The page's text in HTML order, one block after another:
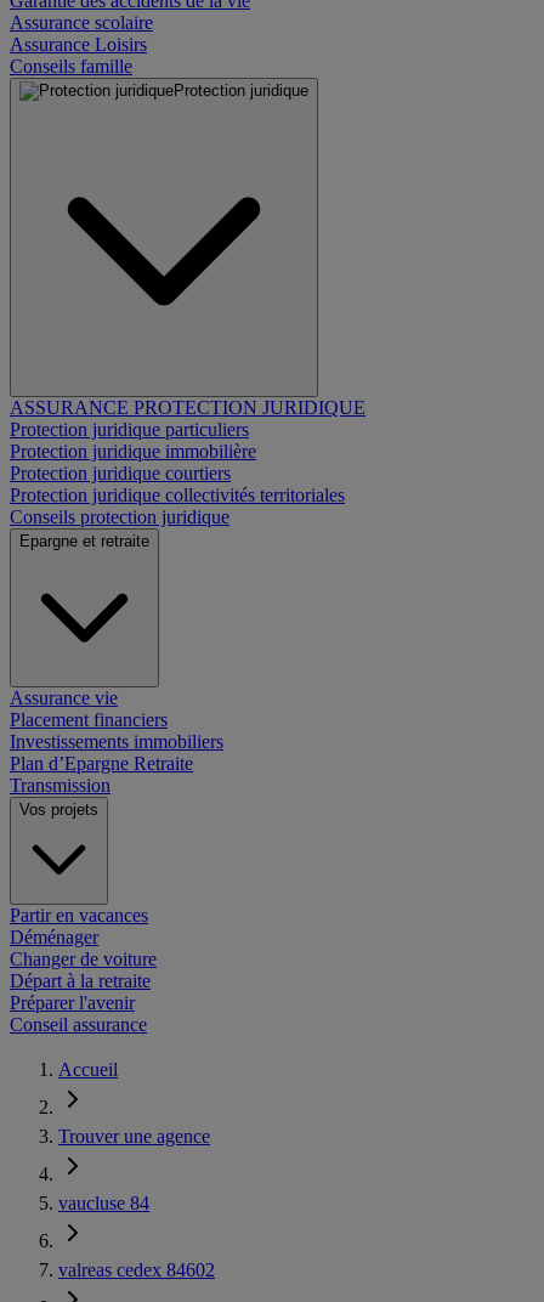
Assurance scolaire
Assurance Loisirs
Conseils famille
Protection juridique
ASSURANCE PROTECTION JURIDIQUE
Protection juridique particuliers
Protection juridique immobilière
Protection juridique courtiers
Protection juridique collectivités territoriales
Conseils protection juridique
Epargne et retraite
Assurance vie
Placement financiers
Investissements immobiliers
Plan d’Epargne Retraite
Transmission
Vos projets
Partir en vacances
Déménager
Changer de voiture
Départ à la retraite
Préparer l'avenir
Conseil assurance
Accueil
Trouver une agence
vaucluse 84
valreas cedex 84602